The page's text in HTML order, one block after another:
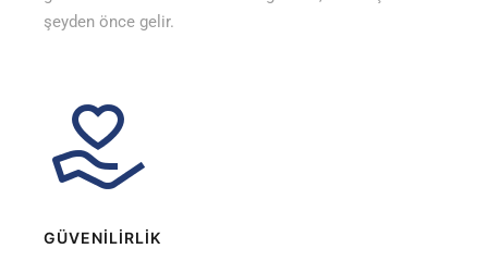
şeyden önce gelir.
GÜVENİLİRLİK